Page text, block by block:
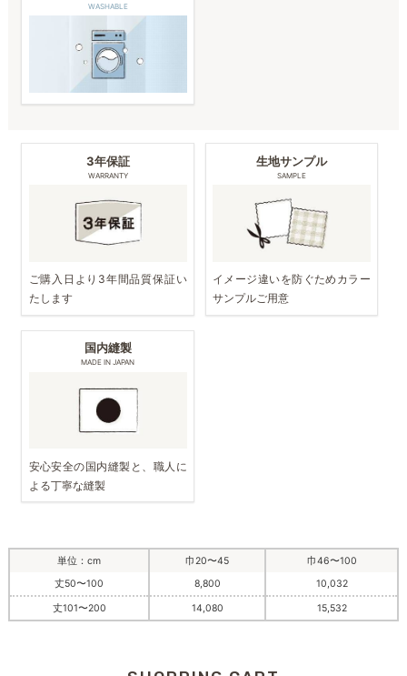
WASHABLE
3年保証
WARRANTY
ご購入日より3年間品質保証い
たします
生地サンプル
SAMPLE
イメージ違いを防ぐためカラー
サンプルご用意
国内縫製
MADE IN JAPAN
安心安全の国内縫製と、職人に
よる丁寧な縫製
単位：cm 巾20〜45
巾46〜100
丈50〜100
8,800 10,032
丈101〜200 14,080 15,532